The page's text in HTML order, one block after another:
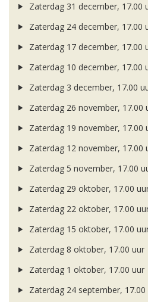
Zaterdag 31 december, 17.00
Zaterdag 24 december, 17.00
Zaterdag 17 december, 17.00
Zaterdag 10 december, 17.00
Zaterdag 3 december, 17.00
Zaterdag 26 november, 17.00
Zaterdag 19 november, 17.00
Zaterdag 12 november, 17.00
Zaterdag 5 november, 17.00
Zaterdag 29 oktober, 17.00
Zaterdag 22 oktober, 17.00
Zaterdag 15 oktober, 17.00
Zaterdag 8 oktober, 17.00 uur
Zaterdag 1 oktober, 17.00 uur
Zaterdag 24 september, 17.00